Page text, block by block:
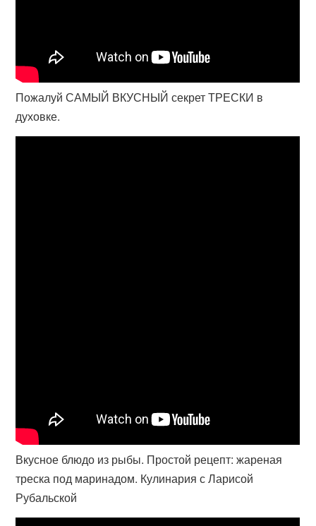
Пожалуй САМЫЙ ВКУСНЫЙ секрет ТРЕСКИ в
духовке.
Вкусное блюдо из рыбы. Простой рецепт: жареная
треска под маринадом. Кулинария с Ларисой
Рубальской